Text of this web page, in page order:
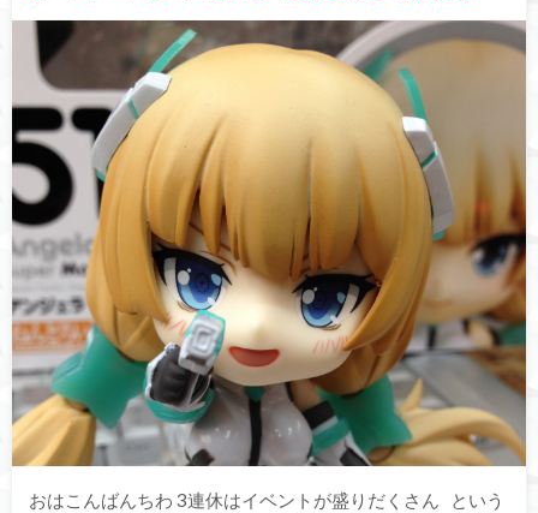
おはこんばんちわ 3連休はイベントが盛りだくさん という